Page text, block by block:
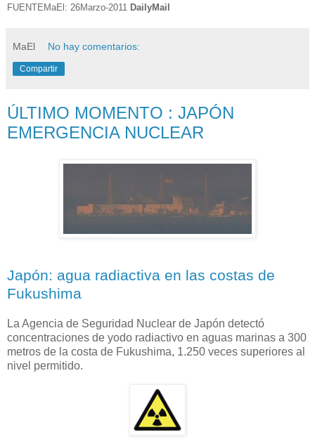
FUENTEMaEl: 26Marzo-2011 DailyMail
MaEl No hay comentarios:
Compartir
ÚLTIMO MOMENTO : JAPÓN
EMERGENCIA NUCLEAR
Japón: agua radiactiva en las costas de
Fukushima
La Agencia de Seguridad Nuclear de Japón detectó
concentraciones de yodo radiactivo en aguas marinas a 300
metros de la costa de Fukushima, 1.250 veces superiores al
nivel permitido.